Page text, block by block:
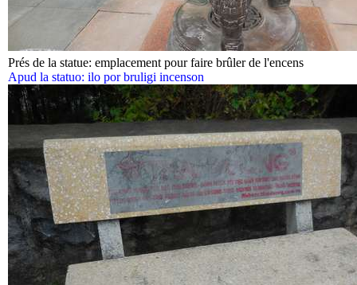
Prés de la statue: emplacement pour faire brûler de l'encens
Apud la statuo: ilo por bruligi incenson